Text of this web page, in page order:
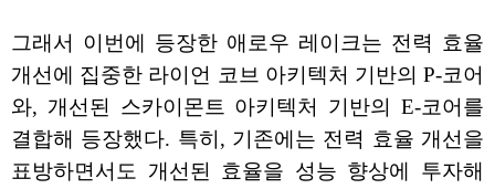
그래서 이번에 등장한 애로우 레이크는 전력 효율
개선에 집중한 라이언 코브 아키텍처 기반의 P-코어
와, 개선된 스카이몬트 아키텍처 기반의 E-코어를
결합해 등장했다. 특히, 기존에는 전력 효율 개선을
표방하면서도 개선된 효율을 성능 향상에 투자해